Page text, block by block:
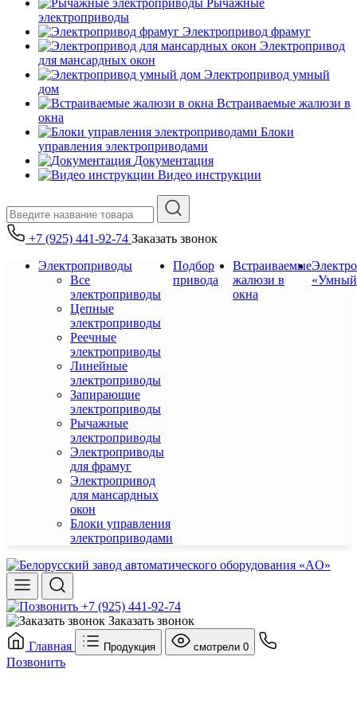
Рычажные
электроприводы
Электропривод фрамуг
Электропривод
для мансардных окон
Электропривод умный
дом
Встраиваемые жалюзи в
окна
Блоки
управления электроприводами
Документация
Видео инструкции
+7 (925) 441-92-74 Заказать звонок
Электроприводы
Все
электроприводы
Цепные
электроприводы
Реечные
электроприводы
Линейные
электроприводы
Запирающие
электроприводы
Рычажные
электроприводы
Электроприводы
для фрамуг
Электропривод
для мансардных
окон
Блоки управления
электроприводами
Подбор
привода
Встраиваемые
жалюзи в
окна
+7 (925) 441-92-74
Заказать звонок
Главная
Продукция смотрели 0
Позвонить